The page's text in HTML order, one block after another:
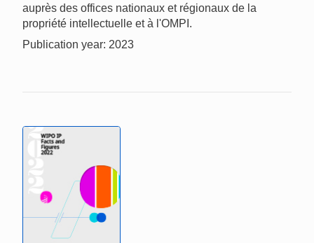
auprès des offices nationaux et régionaux de la
propriété intellectuelle et à l'OMPI.
Publication year: 2023